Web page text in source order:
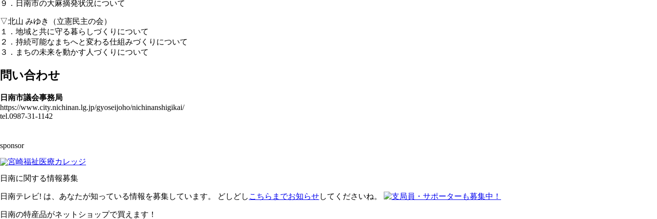
９．日南市の大麻摘発状況について
▽北山 みゆき（立憲民主の会）
１．地域と共に守る暮らしづくりについて
２．持続可能なまちへと変わる仕組みづくりについて
３．まちの未来を動かす人づくりについて
問い合わせ
日南市議会事務局
https://www.city.nichinan.lg.jp/gyoseijoho/nichinanshigikai/
tel.0987-31-1142
sponsor
日南に関する情報募集
日南テレビ! は、あなたが知っている情報を募集しています。 どしどし こちらまでお知らせしてくださいね。
日南の特産品がネットショップで買えます！